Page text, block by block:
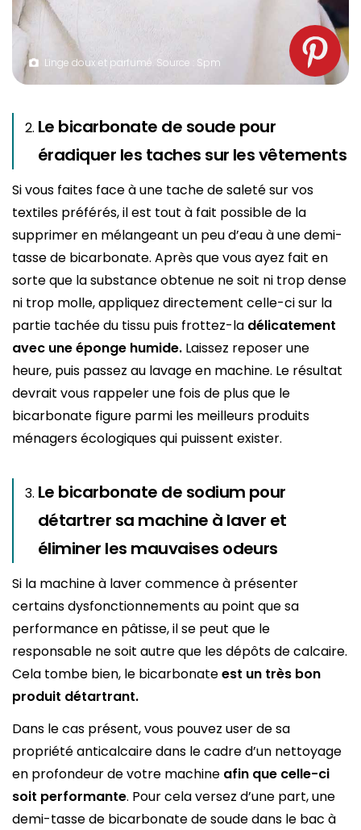
Linge doux et parfumé. Source : Spm
Le bicarbonate de soude pour
éradiquer les taches sur les vêtements
Si vous faites face à une tache de saleté sur vos
textiles préférés, il est tout à fait possible de la
supprimer en mélangeant un peu d’eau à une demi-
tasse de bicarbonate. Après que vous ayez fait en
sorte que la substance obtenue ne soit ni trop dense
ni trop molle, appliquez directement celle-ci sur la
partie tachée du tissu puis frottez-la délicatement
avec une éponge humide. Laissez reposer une
heure, puis passez au lavage en machine. Le résultat
devrait vous rappeler une fois de plus que le
bicarbonate figure parmi les meilleurs produits
ménagers écologiques qui puissent exister.
Le bicarbonate de sodium pour
détartrer sa machine à laver et
éliminer les mauvaises odeurs
Si la machine à laver commence à présenter
certains dysfonctionnements au point que sa
performance en pâtisse, il se peut que le
responsable ne soit autre que les dépôts de calcaire.
Cela tombe bien, le bicarbonateest un très bon
produit détartrant.
Dans le cas présent, vous pouvez user de sa
propriété anticalcaire dans le cadre d’un nettoyage
en profondeur de votre machine afin que celle-ci
soit performante. Pour cela versez d’une part, une
demi-tasse de bicarbonate de soude dans le bac à